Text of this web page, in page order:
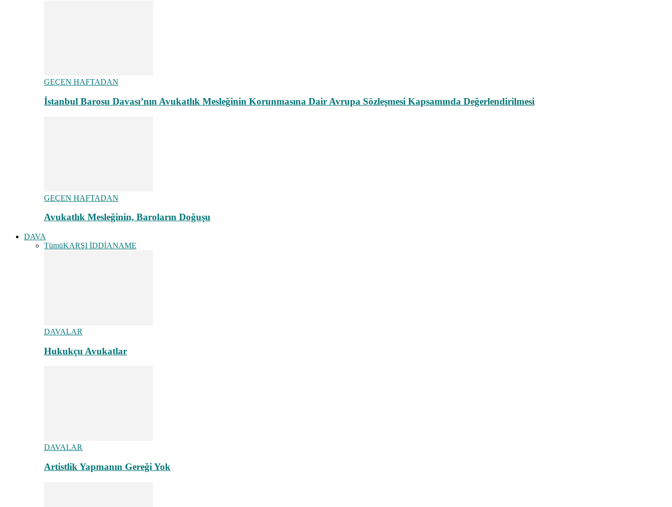
GEÇEN HAFTADAN
İstanbul Barosu Davası’nın Avukatlık Mesleğinin Korunmasına Dair Avrupa Sözleşmesi Kapsamında Değerlendirilmesi
GEÇEN HAFTADAN
Avukatlık Mesleğinin, Baroların Doğuşu
DAVA
TümüKARŞI İDDİANAME
DAVALAR
Hukukçu Avukatlar
DAVALAR
Artistlik Yapmanın Gereği Yok